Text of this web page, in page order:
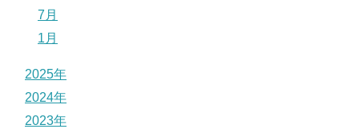
7月
1月
2025年
2024年
2023年